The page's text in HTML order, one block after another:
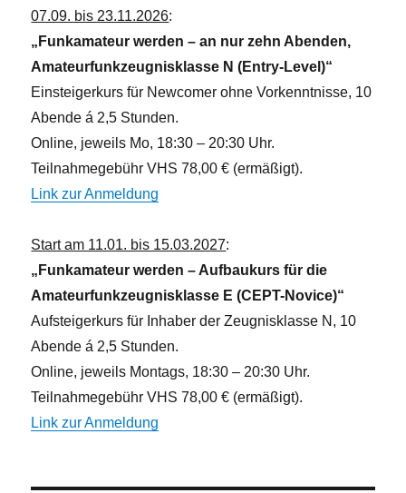
07.09. bis 23.11.2026:
„Funkamateur werden – an nur zehn Abenden,
Amateurfunkzeugnisklasse N (Entry-Level)“
Einsteigerkurs für Newcomer ohne Vorkenntnisse, 10
Abende á 2,5 Stunden.
Online, jeweils Mo, 18:30 – 20:30 Uhr.
Teilnahmegebühr VHS 78,00 € (ermäßigt).
Link zur Anmeldung
Start am 11.01. bis 15.03.2027:
„Funkamateur werden – Aufbaukurs für die
Amateurfunkzeugnisklasse E (CEPT-Novice)“
Aufsteigerkurs für Inhaber der Zeugnisklasse N, 10
Abende á 2,5 Stunden.
Online, jeweils Montags, 18:30 – 20:30 Uhr.
Teilnahmegebühr VHS 78,00 € (ermäßigt).
Link zur Anmeldung